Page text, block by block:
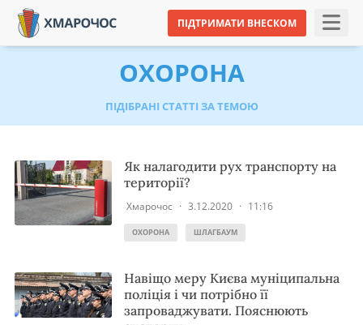
ПІДТРИМАТИ ВНЕСКОМ
ОХОРОНА
ПІДІБРАНІ СТАТТІ ЗА ТЕМОЮ
Як налагодити рух транспорту на
території?
Хмарочос · 3.12.2020 · 11:16
ОХОРОНА ШЛАГБАУМ
Навіщо меру Києва муніципальна
поліція і чи потрібно її
запроваджувати. Пояснюють